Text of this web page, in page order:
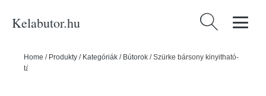
Kelabutor.hu Keresés:
Home / Produkty / Kategóriák / Bútorok /Szürke bársony kinyitható-
tárolóhelyes sarokkanapé (bal oldali-L alakú) Laurence – ELTAP